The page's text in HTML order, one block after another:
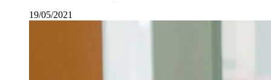
19/05/2021